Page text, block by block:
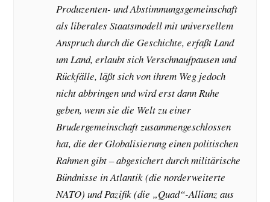
Produzenten- und Abstimmungsgemeinschaft
als liberales Staatsmodell mit universellem
Anspruch durch die Geschichte, erfaßt Land
um Land, erlaubt sich Verschnaufpausen und
Rückfälle, läßt sich von ihrem Weg jedoch
nicht abbringen und wird erst dann Ruhe
geben, wenn sie die Welt zu einer
Brudergemeinschaft zusammengeschlossen
hat, die der Globalisierung einen politischen
Rahmen gibt – abgesichert durch militärische
Bündnisse in Atlantik (die norderweiterte
NATO) und Pazifik (die „Quad“-Allianz aus